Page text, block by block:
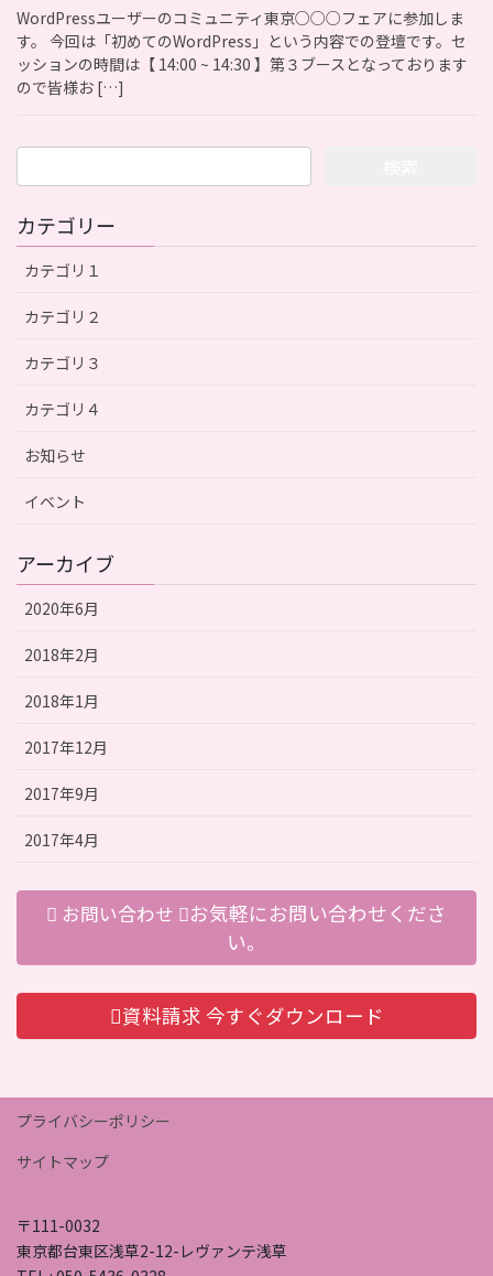
WordPressユーザーのコミュニティ東京○○○フェアに参加しま
す。 今回は「初めてのWordPress」という内容での登壇です。セ
ッションの時間は【 14:00 ~ 14:30 】第３ブースとなっております
ので皆様お […]
検
索:
カテゴリー
カテゴリ１
カテゴリ２
カテゴリ３
カテゴリ４
お知らせ
イベント
アーカイブ
2020年6月
2018年2月
2018年1月
2017年12月
2017年9月
2017年4月
お問い合わせ
お気軽にお問い合わせくださ
い。
資料請求 今すぐダウンロード
プライバシーポリシー
サイトマップ
〒111-0032
東京都台東区浅草2-12-レヴァンテ浅草